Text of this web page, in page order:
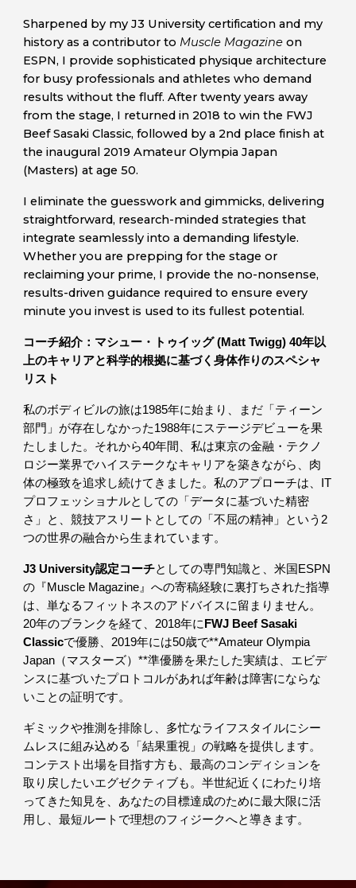
Sharpened by my J3 University certification and my
history as a contributor to Muscle Magazine on
ESPN, I provide sophisticated physique architecture
for busy professionals and athletes who demand
results without the fluff. After twenty years away
from the stage, I returned in 2018 to win the FWJ
Beef Sasaki Classic, followed by a 2nd place finish at
the inaugural 2019 Amateur Olympia Japan
(Masters) at age 50.
I eliminate the guesswork and gimmicks, delivering
straightforward, research-minded strategies that
integrate seamlessly into a demanding lifestyle.
Whether you are prepping for the stage or
reclaiming your prime, I provide the no-nonsense,
results-driven guidance required to ensure every
minute you invest is used to its fullest potential.
コーチ紹介：マシュー・トゥイッグ (Matt Twigg) 40年以
上のキャリアと科学的根拠に基づく身体作りのスペシャ
リスト
私のボディビルの旅は1985年に始まり、まだ「ティーン
部門」が存在しなかった1988年にステージデビューを果
たしました。それから40年間、私は東京の金融・テクノ
ロジー業界でハイステークなキャリアを築きながら、肉
体の極致を追求し続けてきました。私のアプローチは、IT
プロフェッショナルとしての「データに基づいた精密
さ」と、競技アスリートとしての「不屈の精神」という2
つの世界の融合から生まれています。
J3 University認定コーチとしての専門知識と、米国ESPN
の『Muscle Magazine』への寄稿経験に裏打ちされた指導
は、単なるフィットネスのアドバイスに留まりません。
20年のブランクを経て、2018年に FWJ Beef Sasaki
Classicで優勝、2019年には50歳で**Amateur Olympia
Japan（マスターズ）**準優勝を果たした実績は、エビデ
ンスに基づいたプロトコルがあれば年齢は障害にならな
いことの証明です。
ギミックや推測を排除し、多忙なライフスタイルにシー
ムレスに組み込める「結果重視」の戦略を提供します。
コンテスト出場を目指す方も、最高のコンディションを
取り戻したいエグゼクティブも。半世紀近くにわたり培
ってきた知見を、あなたの目標達成のために最大限に活
用し、最短ルートで理想のフィジークへと導きます。